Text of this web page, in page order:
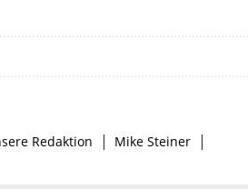
Redaktion | Mike Steiner |